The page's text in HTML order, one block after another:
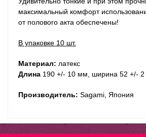
максимальный комфорт
от полового акта обеспечены!
В упаковке 10 шт.
Материал: латекс
Длина 190 +/- 10 мм, ширина 52 +/-
Производитель: Sagami, Япония